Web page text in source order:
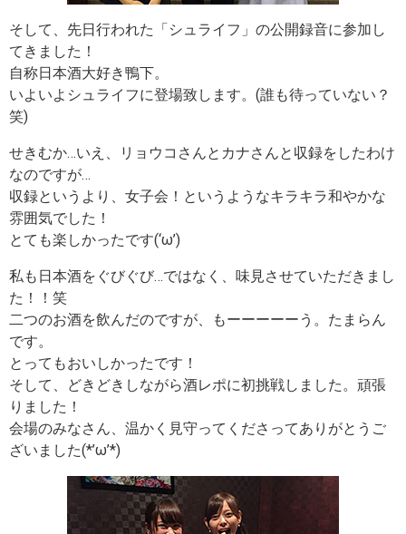
そして、先日行われた「シュライフ」の公開録音に参加し
てきました！
自称日本酒大好き鴨下。
いよいよシュライフに登場致します。(誰も待っていない？
笑)
せきむか…いえ、リョウコさんとカナさんと収録をしたわけ
なのですが…
収録というより、女子会！というようなキラキラ和やかな
雰囲気でした！
とても楽しかったです(‘ω’)
私も日本酒をぐびぐび…ではなく、味見させていただきまし
た！！笑
二つのお酒を飲んだのですが、もーーーーーう。たまらん
です。
とってもおいしかったです！
そして、どきどきしながら酒レポに初挑戦しました。頑張
りました！
会場のみなさん、温かく見守ってくださってありがとうご
ざいました(*’ω’*)